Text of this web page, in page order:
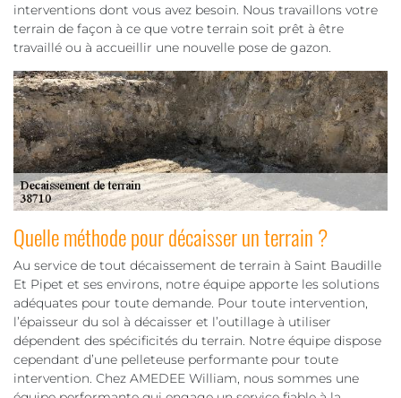
interventions dont vous avez besoin. Nous travaillons votre
terrain de façon à ce que votre terrain soit prêt à être
travaillé ou à accueillir une nouvelle pose de gazon.
Quelle méthode pour décaisser un terrain ?
Au service de tout décaissement de terrain à Saint Baudille
Et Pipet et ses environs, notre équipe apporte les solutions
adéquates pour toute demande. Pour toute intervention,
l’épaisseur du sol à décaisser et l’outillage à utiliser
dépendent des spécificités du terrain. Notre équipe dispose
cependant d’une pelleteuse performante pour toute
intervention. Chez AMEDEE William, nous sommes une